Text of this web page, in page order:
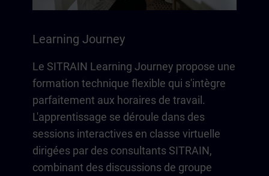
Learning Journey
Le SITRAIN Learning Journey propose une
formation technique flexible qui s'intègre
parfaitement aux horaires de travail.
L'apprentissage se déroule dans des
sessions interactives en classe virtuelle
dirigées par des consultants SITRAIN,
combinant des discussions de groupe